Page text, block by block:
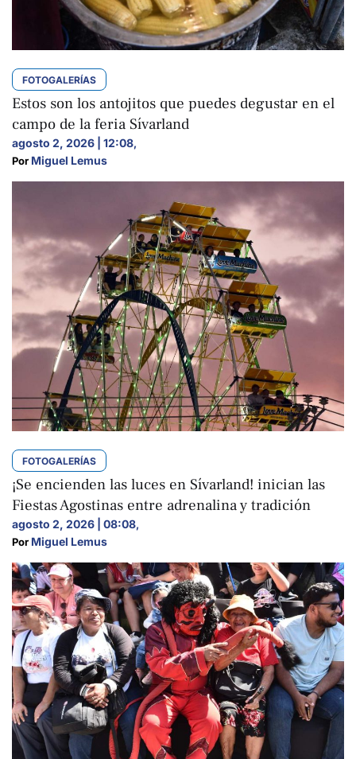
FOTOGALERÍAS
Estos son los antojitos que puedes degustar en el
campo de la feria Sívarland
agosto 2, 2026 | 12:08,
Por Miguel Lemus
FOTOGALERÍAS
¡Se encienden las luces en Sívarland! inician las
Fiestas Agostinas entre adrenalina y tradición
agosto 2, 2026 | 08:08,
Por Miguel Lemus